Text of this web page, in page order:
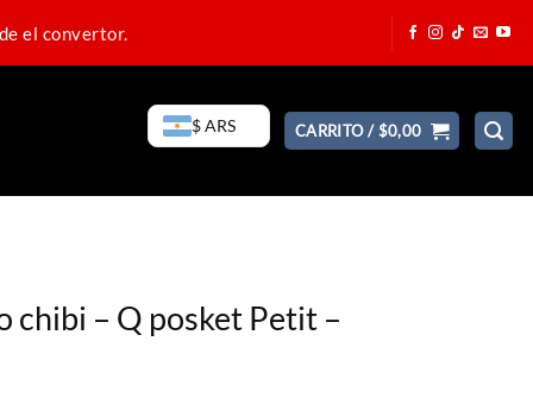
el convertor.
$ ARS CARRITO /$0,00
chibi – Q posket Petit –